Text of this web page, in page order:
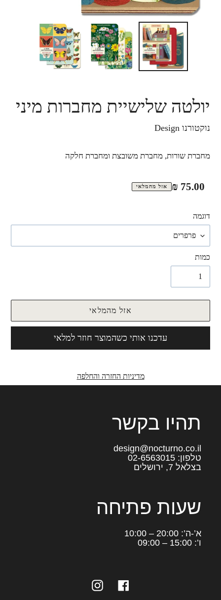
יולטה שלישיית מחברות מיני
נוקטורנו Design
מחברת שורות, מחברת משובצת ומחברת חלקה
מחיר
75.00 ₪ אזל מהמלאי
דוגמה
כמות
אזל מהמלאי
עדכנו אותי כשהמוצר חוזר למלאי
מדיניות החזרה והחלפה
שעות פתיחה
א’-ה’: 20:00 – 10:00
ו’: 15:00 – 09:00
תהיו בקשר
design@nocturno.co.il
טלפון: 02-6563015
בצלאל 7, ירושלים
Facebook
Instagram